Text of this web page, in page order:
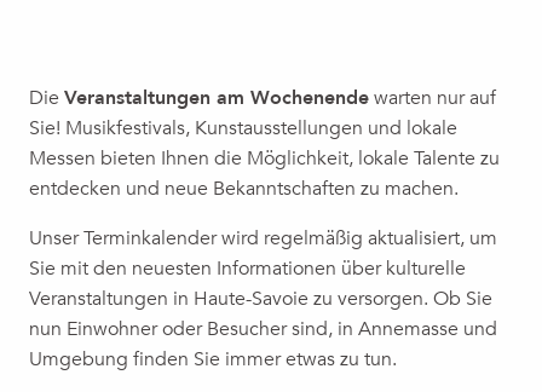
Journées européennes du patrimoine 2026 : Découverte
Gratiféria Ville-la-Grand
Ciné Plein air "Mufasa : Le Roi Lion"
Exposition : Colette Deblé, "Jeux de dames"
Vortrag | Denis Favier, GIGN … ein risikoreicher Beruf
Concert | Linh, la tournée
Les 3000 pas d'Annemasse
Activité : Carte aux étoiles
Journée des Associations 2026
Die Veranstaltungen am Wochenendewarten nur auf
Sie! Musikfestivals, Kunstausstellungen und lokale
Messen bieten Ihnen die Möglichkeit, lokale Talente zu
entdecken und neue Bekanntschaften zu machen.
Unser Terminkalender wird regelmäßig aktualisiert, um
Sie mit den neuesten Informationen über kulturelle
Veranstaltungen in Haute-Savoie zu versorgen. Ob Sie
nun Einwohner oder Besucher sind, in Annemasse und
Umgebung finden Sie immer etwas zu tun.